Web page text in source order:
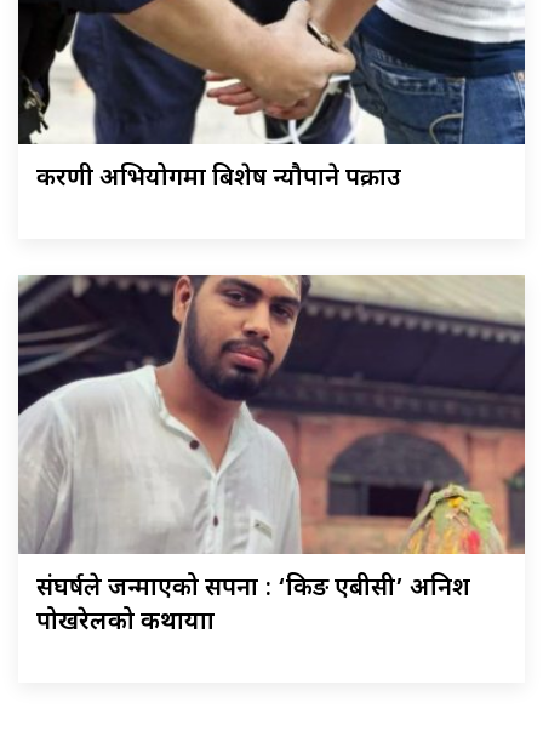
करणी अभियोगमा बिशेष न्यौपाने पक्राउ
संघर्षले जन्माएको सपना : ‘किङ एबीसी’ अनिश
पोखरेलको कथायात्रा